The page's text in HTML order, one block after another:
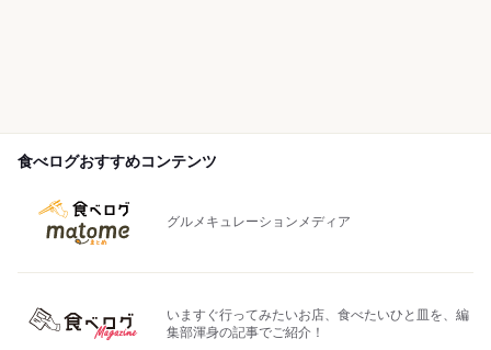
食べログおすすめコンテンツ
グルメキュレーションメディア
いますぐ行ってみたいお店、食べたいひと皿を、編
集部渾身の記事でご紹介！